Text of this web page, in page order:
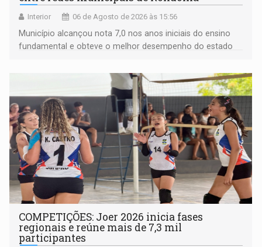
Interior 06 de Agosto de 2026 às 15:56
Município alcançou nota 7,0 nos anos iniciais do ensino
fundamental e obteve o melhor desempenho do estado
COMPETIÇÕES: Joer 2026 inicia fases
regionais e reúne mais de 7,3 mil
participantes